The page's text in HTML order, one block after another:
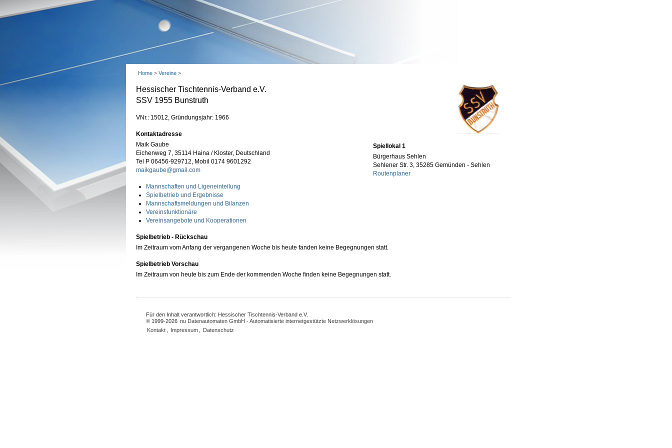
Home > Vereine >
Hessischer Tischtennis-Verband e.V.
SSV 1955 Bunstruth
VNr.: 15012, Gründungsjahr: 1966
Kontaktadresse
Maik Gaube
Eichenweg 7, 35114 Haina / Kloster, Deutschland
Tel P 06456-929712, Mobil 0174 9601292
maikgaube@gmail.com
Mannschaften und Ligeneinteilung
Spielbetrieb und Ergebnisse
Mannschaftsmeldungen und Bilanzen
Vereinsfunktionäre
Vereinsangebote und Kooperationen
Spiellokal 1
Bürgerhaus Sehlen
Sehlener Str. 3, 35285 Gemünden - Sehlen
Routenplaner
Spielbetrieb - Rückschau
Im Zeitraum vom Anfang der vergangenen Woche bis heute fanden keine Begegnungen statt.
Spielbetrieb Vorschau
Im Zeitraum von heute bis zum Ende der kommenden Woche finden keine Begegnungen statt.
Für den Inhalt verantwortlich: Hessischer Tischtennis-Verband e.V.
© 1999-2026 nu Datenautomaten GmbH - Automatisierte internetgestützte Netzwerklösungen
Kontakt
Impressum Datenschutz